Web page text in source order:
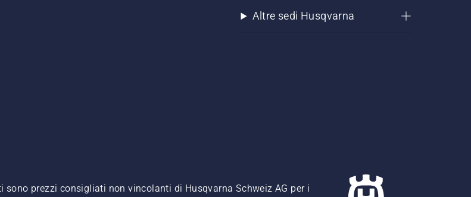
Altre sedi Husqvarna
prezzi consigliati non vincolanti di Husqvarna Schweiz AG per i